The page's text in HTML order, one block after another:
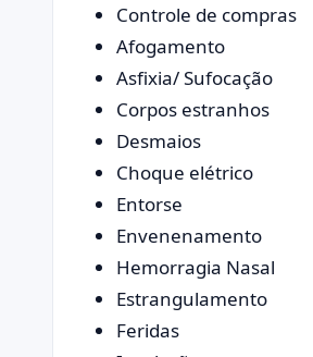
Controle de compras
Afogamento
Asfixia/ Sufocação
Corpos estranhos
Desmaios
Choque elétrico
Entorse
Envenenamento
Hemorragia Nasal
Estrangulamento
Feridas